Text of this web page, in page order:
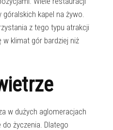
kapel na żywo.
z tego typu atrakcji
klimat gór bardziej niż
w dużych aglomeracjach
życzenia. Dlatego